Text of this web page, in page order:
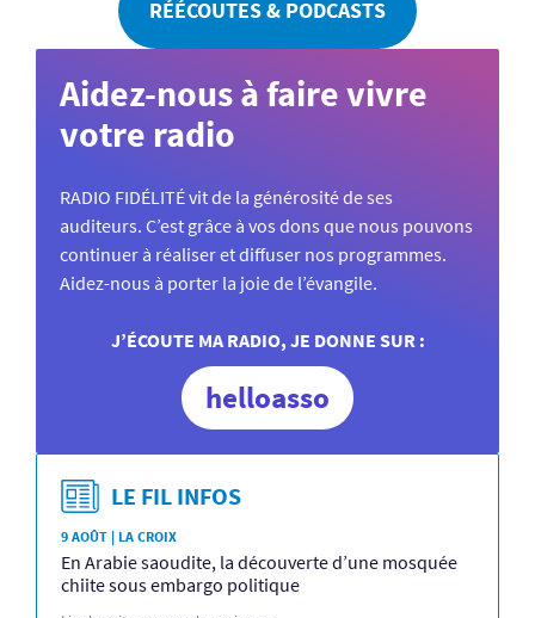
RÉÉCOUTES & PODCASTS
Aidez-nous à faire vivre
votre radio
RADIO FIDÉLITÉ vit de la générosité de ses
auditeurs. C’est grâce à vos dons que nous pouvons
continuer à réaliser et diffuser nos programmes.
Aidez-nous à porter la joie de l’évangile.
J’ÉCOUTE MA RADIO, JE DONNE SUR :
helloasso
LE FIL INFOS
9 AOÛT | LA CROIX
En Arabie saoudite, la découverte d’une mosquée
chiite sous embargo politique